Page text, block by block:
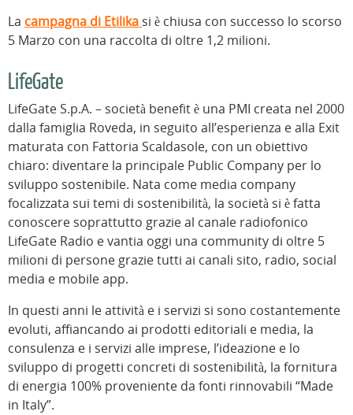
La campagna di Etilika si è chiusa con successo lo scorso
5 Marzo con una raccolta di oltre 1,2 milioni.
LifeGate
LifeGate S.p.A. – società benefit è una PMI creata nel 2000
dalla famiglia Roveda, in seguito all’esperienza e alla Exit
maturata con Fattoria Scaldasole, con un obiettivo
chiaro: diventare la principale Public Company per lo
sviluppo sostenibile. Nata come media company
focalizzata sui temi di sostenibilità, la società si è fatta
conoscere soprattutto grazie al canale radiofonico
LifeGate Radio e vantia oggi una community di oltre 5
milioni di persone grazie tutti ai canali sito, radio, social
media e mobile app.
In questi anni le attività e i servizi si sono costantemente
evoluti, affiancando ai prodotti editoriali e media, la
consulenza e i servizi alle imprese, l’ideazione e lo
sviluppo di progetti concreti di sostenibilità, la fornitura
di energia 100% proveniente da fonti rinnovabili “Made
in Italy”.